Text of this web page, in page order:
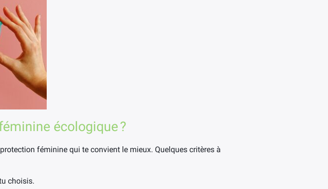
écologique ?
féminine qui te convient le mieux. Quelques critères à
choisis.